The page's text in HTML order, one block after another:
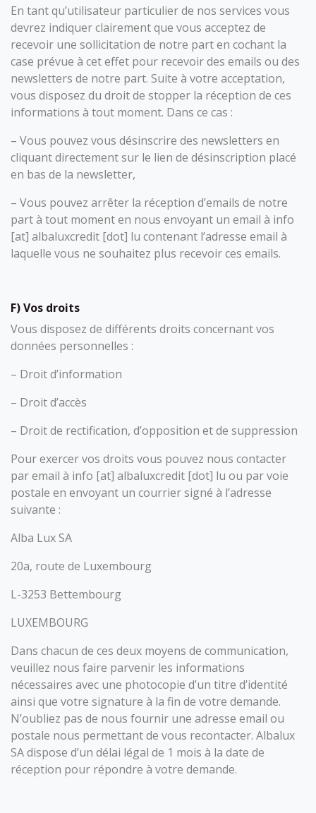
En tant qu’utilisateur particulier de nos services vous
devrez indiquer clairement que vous acceptez de
recevoir une sollicitation de notre part en cochant la
case prévue à cet effet pour recevoir des emails ou des
newsletters de notre part. Suite à votre acceptation,
vous disposez du droit de stopper la réception de ces
informations à tout moment. Dans ce cas :
– Vous pouvez vous désinscrire des newsletters en
cliquant directement sur le lien de désinscription placé
en bas de la newsletter,
– Vous pouvez arrêter la réception d’emails de notre
part à tout moment en nous envoyant un email à info
[at] albaluxcredit [dot] lu contenant l’adresse email à
laquelle vous ne souhaitez plus recevoir ces emails.
F) Vos droits
Vous disposez de différents droits concernant vos
données personnelles :
– Droit d’information
– Droit d’accès
– Droit de rectification, d’opposition et de suppression
Pour exercer vos droits vous pouvez nous contacter
par email à info [at] albaluxcredit [dot] lu ou par voie
postale en envoyant un courrier signé à l’adresse
suivante :
Alba Lux SA
20a, route de Luxembourg
L-3253 Bettembourg
LUXEMBOURG
Dans chacun de ces deux moyens de communication,
veuillez nous faire parvenir les informations
nécessaires avec une photocopie d’un titre d’identité
ainsi que votre signature à la fin de votre demande.
N’oubliez pas de nous fournir une adresse email ou
postale nous permettant de vous recontacter. Albalux
SA dispose d’un délai légal de 1 mois à la date de
réception pour répondre à votre demande.